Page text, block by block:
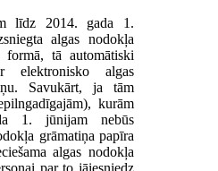
līdz 2014. gada 1.
algas nodokļa
formā, tā automātiski
elektronisko algas
Savukārt, ja tām
kurām
1. jūnijam nebūs
grāmatiņa papīra
algas nodokļa
par to jāiesniedz